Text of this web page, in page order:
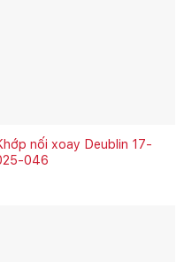
nối xoay Deublin 17-
046